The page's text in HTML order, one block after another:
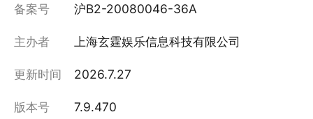
备案号 沪B2-20080046-36A
主办者 上海玄霆娱乐信息科技有限公司
更新时间 2026.7.27
版本号 7.9.470